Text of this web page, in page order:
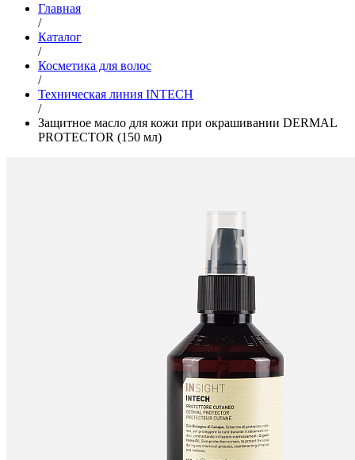
Главная
/
Каталог
/
Косметика для волос
/
Техническая линия INTECH
/
Защитное масло для кожи при окрашивании DERMAL
PROTECTOR (150 мл)